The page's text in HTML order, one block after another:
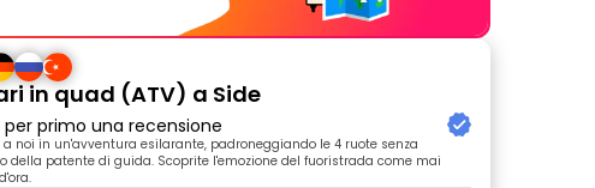
in quad (ATV) a Side
per primo una recensione
a noi in un'avventura esilarante, padroneggiando le 4 ruote senza
della patente di guida. Scoprite l'emozione del fuoristrada come mai